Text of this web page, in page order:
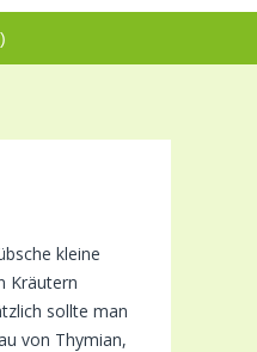
kleine
Kräutern
sollte man
von Thymian,